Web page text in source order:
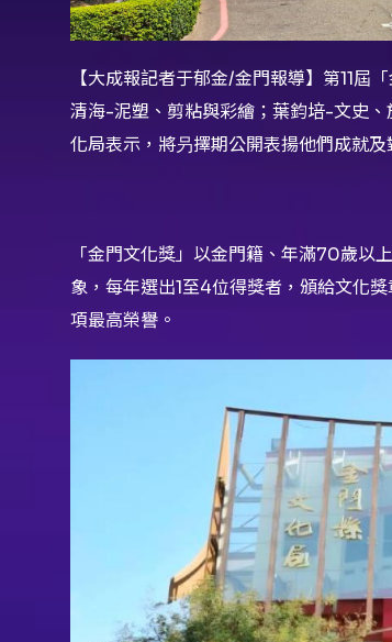
【大成報記者于郁金/金門報導】第11
清海-泥塑、剪粘與彩繪；葉鈞培-文史
化局表示，將叧擇期公開表揚他們成就及
「金門文化獎」以金門籍、年滿70歲以
象，每年選出1至4位得獎者，頒給文化
項最高榮譽。